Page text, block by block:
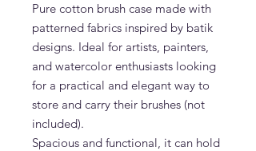
Pure cotton brush case made with
patterned fabrics inspired by batik
designs. Ideal for artists, painters,
and watercolor enthusiasts looking
for a practical and elegant way to
store and carry their brushes (not
included).
Spacious and functional, it can hold